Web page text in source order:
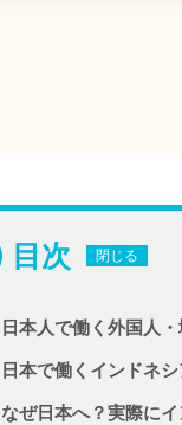
目次 閉じる
日本人で働く外国人
日本で働くインドネ
なぜ日本へ？実際に